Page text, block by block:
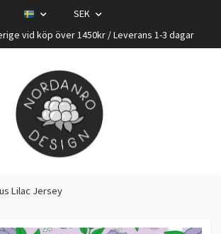
SEK
vid köp över 1450kr / Leverans 1-3 dagar
Lilac Jersey